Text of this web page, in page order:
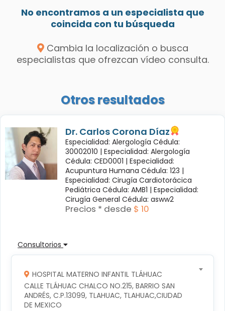
No encontramos a un especialista que
coincida con tu búsqueda
Cambia la localización o busca
especialistas que ofrezcan vídeo consulta.
Otros resultados
Dr. Carlos Corona Díaz
Especialidad: Alergología Cédula:
30002010 | Especialidad: Alergología
Cédula: CED0001 | Especialidad:
Acupuntura Humana Cédula: 123 |
Especialidad: Cirugía Cardiotorácica
Pediátrica Cédula: AMB1 | Especialidad:
Cirugía General Cédula: asww2
Precios * desde $ 10
Consultorios
HOSPITAL MATERNO INFANTIL TLÁHUAC
CALLE TLÁHUAC CHALCO NO.215, BARRIO SAN
ANDRÉS, C.P.13099, TLAHUAC, TLAHUAC,CIUDAD
DE MEXICO